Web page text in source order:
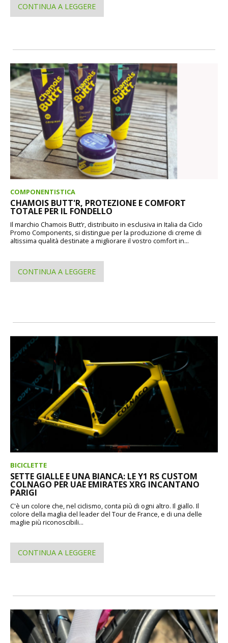
CONTINUA A LEGGERE
COMPONENTISTICA
CHAMOIS BUTT'R, PROTEZIONE E COMFORT
TOTALE PER IL FONDELLO
Il marchio Chamois Butt’r, distribuito in esclusiva in Italia da Ciclo
Promo Components, si distingue per la produzione di creme di
altissima qualità destinate a migliorare il vostro comfort in...
CONTINUA A LEGGERE
BICICLETTE
SETTE GIALLE E UNA BIANCA: LE Y1 RS CUSTOM
COLNAGO PER UAE EMIRATES XRG INCANTANO
PARIGI
C'è un colore che, nel ciclismo, conta più di ogni altro. Il giallo. Il
colore della maglia del leader del Tour de France, e di una delle
maglie più riconoscibili...
CONTINUA A LEGGERE